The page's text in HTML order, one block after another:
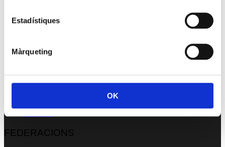
Estadístiques
Màrqueting
OK
Qui
On
som
FEDERACIONS